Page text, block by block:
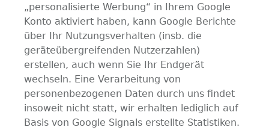
„personalisierte Werbung“ in Ihrem Google
Konto aktiviert haben, kann Google Berichte
über Ihr Nutzungsverhalten (insb. die
geräteübergreifenden Nutzerzahlen)
erstellen, auch wenn Sie Ihr Endgerät
wechseln. Eine Verarbeitung von
personenbezogenen Daten durch uns findet
insoweit nicht statt, wir erhalten lediglich auf
Basis von Google Signals erstellte Statistiken.